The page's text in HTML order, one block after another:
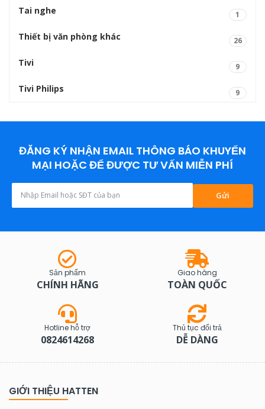
Tai nghe 1
Thiết bị văn phòng khác 26
Tivi 9
Tivi Philips 9
ĐĂNG KÝ NHẬN EMAIL THÔNG BÁO KHUYẾN
MẠI HOẶC ĐỂ ĐƯỢC TƯ VẤN MIỄN PHÍ
Gửi
Sản phẩm
CHÍNH HÃNG
Giao hàng
TOÀN QUỐC
Hotline hỗ trợ
0824614268
Thủ tục đổi trả
DỄ DÀNG
GIỚI THIỆU HATTEN